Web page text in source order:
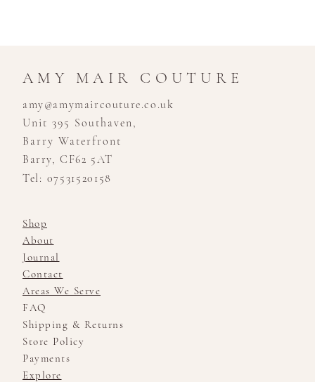
AMY MAIR COUTURE
amy@amymaircouture.co.uk
Unit 395 Southaven,
Barry Waterfront
Barry, CF62 5AT
Tel: 07531520158
Shop
About
Journal
Contact
Areas We Serve
FAQ
Shipping & Returns
Store Policy
Payments
Explore